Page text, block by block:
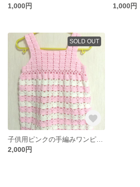
1,000円
1,000円
SOLD OUT
2,000円